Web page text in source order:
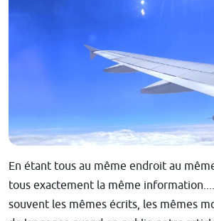
En étant tous au même endroit au
tous exactement la même
souvent les mêmes écrits, les mêmes